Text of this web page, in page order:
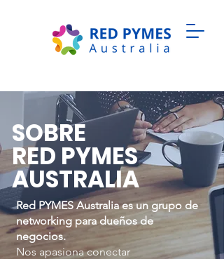
SOBRE
RED PYMES
AUSTRALIA
Red PYMES Australia es un grupo de
networking para dueños de
negocios.
Nos apasiona conectar